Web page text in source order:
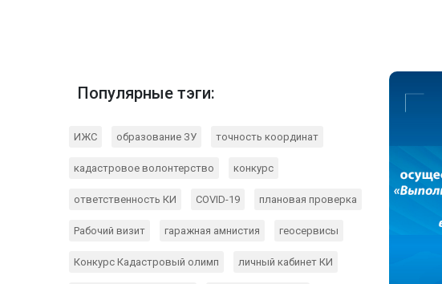
Популярные тэги:
ИЖС образование ЗУ точность координат
кадастровое волонтерство конкурс
ответственность КИ COVID-19 плановая проверка
Рабочий визит гаражная амнистия геосервисы
Конкурс Кадастровый олимп личный кабинет КИ